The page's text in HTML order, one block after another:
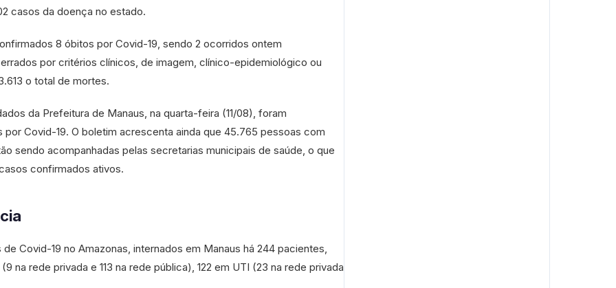
casos da doença no estado.
8 óbitos por Covid-19, sendo 2 ocorridos ontem
por critérios clínicos, de imagem, clínico-epidemiológico ou
o total de mortes.
da Prefeitura de Manaus, na quarta-feira (11/08), foram
Covid-19. O boletim acrescenta ainda que 45.765 pessoas com
sendo acompanhadas pelas secretarias municipais de saúde, o que
confirmados ativos.
Covid-19 no Amazonas, internados em Manaus há 244 pacientes,
na rede privada e 113 na rede pública), 122 em UTI (23 na rede privada